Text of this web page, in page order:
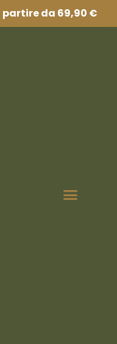
da 69,90 €